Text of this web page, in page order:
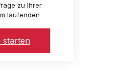
zu Ihrer
laufenden
starten